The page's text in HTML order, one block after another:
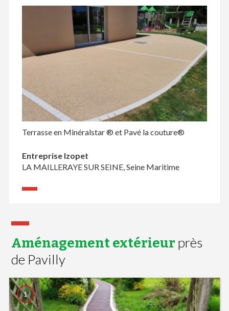
Terrasse en Minéralstar ® et Pavé la couture®
Entreprise Izopet
LA MAILLERAYE SUR SEINE, Seine Maritime
Aménagement extérieur près
de Pavilly
1